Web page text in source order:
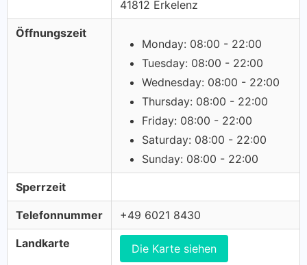
41812 Erkelenz
Öffnungszeit
Monday: 08:00 - 22:00
Tuesday: 08:00 - 22:00
Wednesday: 08:00 - 22:00
Thursday: 08:00 - 22:00
Friday: 08:00 - 22:00
Saturday: 08:00 - 22:00
Sunday: 08:00 - 22:00
Sperrzeit
Telefonnummer +49 6021 8430
Landkarte Die Karte siehen